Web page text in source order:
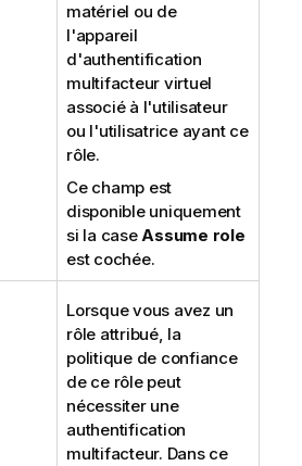
matériel ou de
l'appareil
d'authentification
multifacteur virtuel
associé à l'utilisateur
ou l'utilisatrice ayant ce
rôle.
Ce champ est
disponible uniquement
si la caseAssume role
est cochée.
Lorsque vous avez un
rôle attribué, la
politique de confiance
de ce rôle peut
nécessiter une
authentification
multifacteur. Dans ce